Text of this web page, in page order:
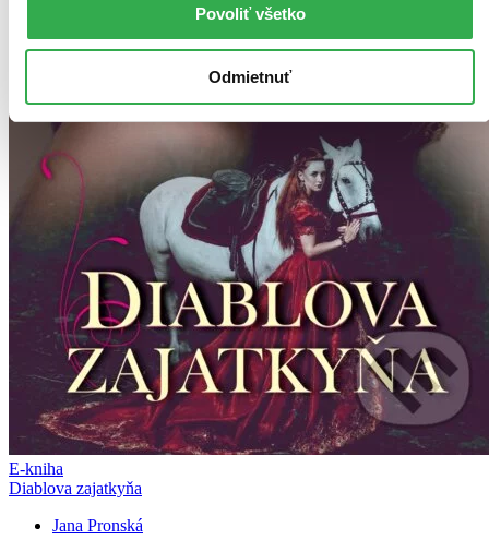
Povoliť všetko
Odmietnuť
E-kniha
Diablova zajatkyňa
Jana Pronská